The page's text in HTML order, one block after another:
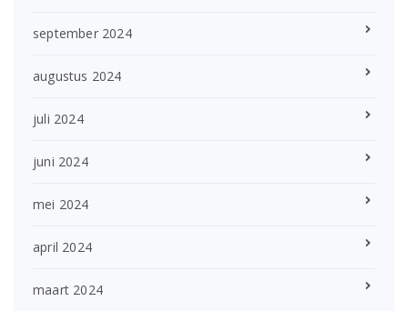
september 2024
augustus 2024
juli 2024
juni 2024
mei 2024
april 2024
maart 2024